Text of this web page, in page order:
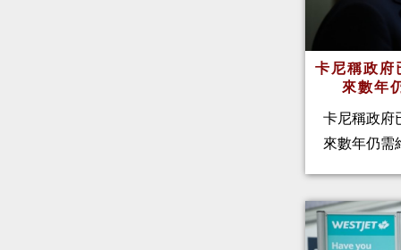
卡尼稱政府
來數年
卡尼稱政府
來數年仍需